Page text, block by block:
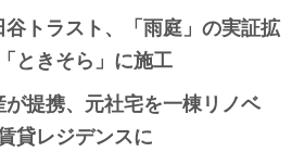
トラスト、「雨庭」の実証拡
ときそら」に施工
提携、元社宅を一棟リノベ
貸レジデンスに